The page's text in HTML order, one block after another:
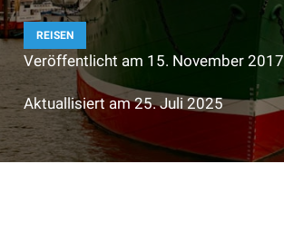
REISEN
Veröffentlicht am 15. November 2017
Aktuallisiert am25. Juli 2025